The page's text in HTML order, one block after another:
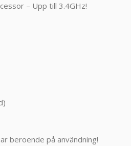
– Upp till 3.4GHz!
beroende på användning!